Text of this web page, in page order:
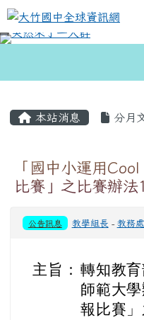
跳至主內容區
大竹國中全球資
本站消息 分月
「國中小運用
比賽」之比賽辦法
公告訊息 教學組長 - 教務處
主旨： 轉知教
師範大
報比賽